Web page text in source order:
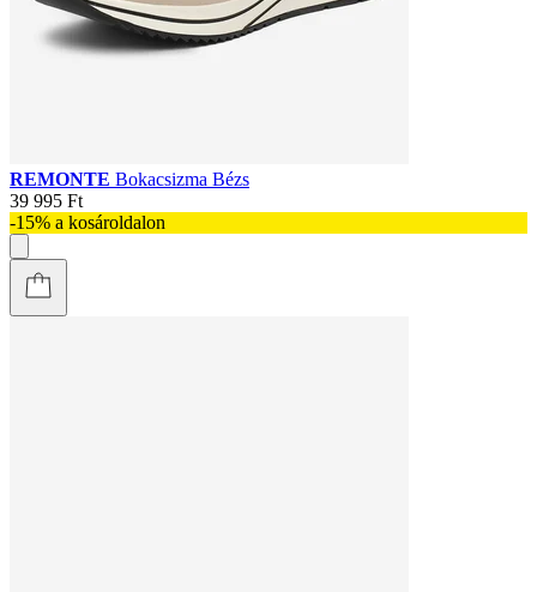
REMONTE Bokacsizma Bézs
39 995 Ft
-15% a kosároldalon